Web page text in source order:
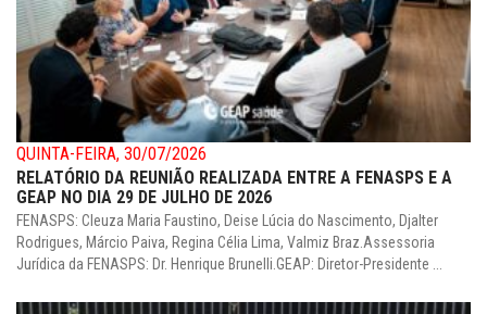
QUINTA-FEIRA, 30/07/2026
RELATÓRIO DA REUNIÃO REALIZADA ENTRE A FENASPS E A
GEAP NO DIA 29 DE JULHO DE 2026
FENASPS: Cleuza Maria Faustino, Deise Lúcia do Nascimento, Djalter
Rodrigues, Márcio Paiva, Regina Célia Lima, Valmiz Braz.Assessoria
Jurídica da FENASPS: Dr. Henrique Brunelli.GEAP: Diretor-Presidente ...